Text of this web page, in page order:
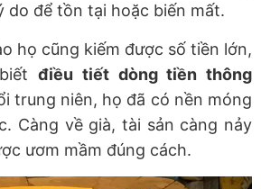
do để tồn tại hoặc biến mất.
họ cũng kiếm được số tiền lớn,
điều tiết dòng tiền thông
trung niên, họ đã có nền móng
Càng về già, tài sản càng nảy
ươm mầm đúng cách.